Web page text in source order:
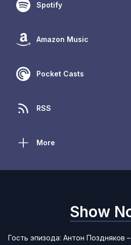
Spotify
Amazon Music
Pocket Casts
RSS
More
Show
Гость эпизода: Антон Поздняков